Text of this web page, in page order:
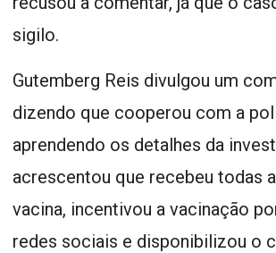
sigilo.
Gutemberg Reis divulgou um
dizendo que cooperou com a
aprendendo os detalhes da
acrescentou que recebeu todas
vacina, incentivou a vacinação
redes sociais e disponibilizou o